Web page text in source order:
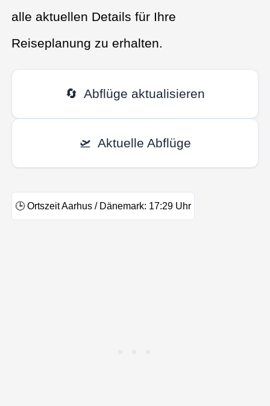
alle aktuellen Details für Ihre
Reiseplanung zu erhalten.
🔄 Abflüge aktualisieren
🛫 Aktuelle Abflüge
🕒 Ortszeit Aarhus / Dänemark: 17:29 Uhr